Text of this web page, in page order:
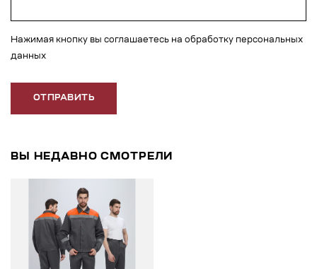
Нажимая кнопку вы соглашаетесь на обработку персональных
данных
ОТПРАВИТЬ
ВЫ НЕДАВНО СМОТРЕЛИ